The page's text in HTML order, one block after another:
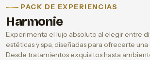
PACK DE EXPERIENCIAS
Harmonie
Experimenta el lujo absoluto al elegir entre
estéticas y spa, diseñadas para ofrecerte una
Desde tratamientos exquisitos hasta